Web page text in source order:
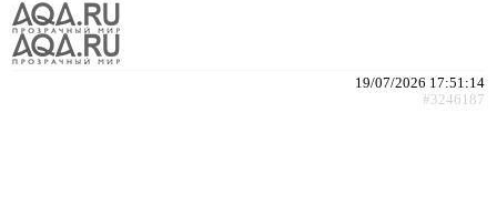
19/07/2026 17:51:14
#3246187